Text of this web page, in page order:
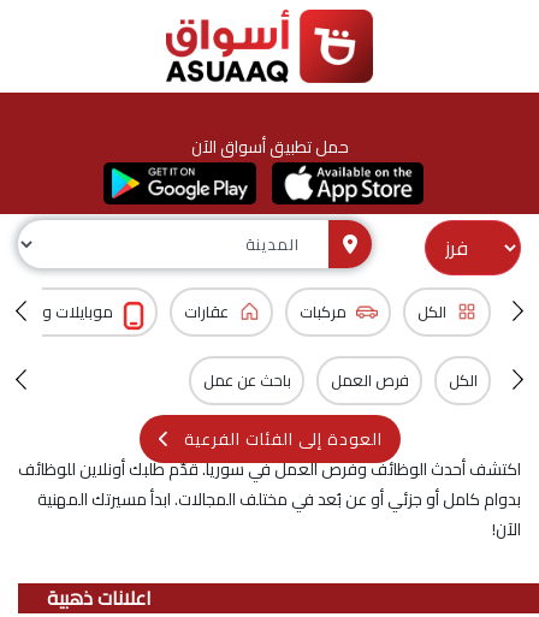
حمل تطبيق أسواق الآن
الكل مركبات عقارات موبايلات و
الكل فرص العمل باحث عن عمل
العودة إلى الفئات الفرعية
اكتشف أحدث الوظائف وفرص العمل في سوريا. قدّم طلبك أونلاين للوظائف
بدوام كامل أو جزئي أو عن بُعد في مختلف المجالات. ابدأ مسيرتك المهنية
الآن!
اعلانات ذهبية